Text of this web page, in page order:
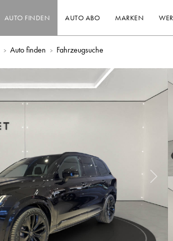
AUTO FINDEN AUTO ABO MARKEN
Auto finden Fahrzeugsuche